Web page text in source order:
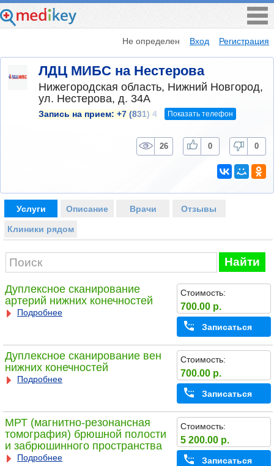
Не определен Вход Регистрация
ЛДЦ МИБС на Нестерова
Нижегородская область, Нижний Новгород,
ул. Нестерова, д. 34А
Запись на прием: +7 (831) 4 Показать телефон
26 0 0
Услуги Описание Врачи Отзывы
Клиники рядом
Найти
Дуплексное сканирование
артерий нижних конечностей
Подробнее
Стоимость:
700.00 р.
Записаться
Дуплексное сканирование вен
нижних конечностей
Подробнее
Стоимость:
700.00 р.
Записаться
МРТ (магнитно-резонансная
томография) брюшной полости
и забрюшинного пространства
Подробнее
Стоимость:
5 200.00 р.
Записаться